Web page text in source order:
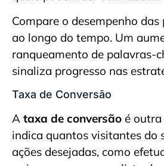
Compare o desempenho
ao longo do tempo. Um
ranqueamento de palavras-
sinaliza progresso nas
Taxa de Conversão
A taxa de conversão é
indica quantos visitantes do
ações desejadas, como